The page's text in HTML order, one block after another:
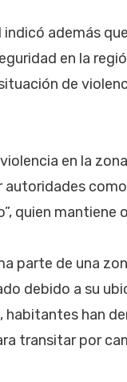
indicó además
en la
de
en la
quien
parte de una
debido a su
habitantes han
transitar por